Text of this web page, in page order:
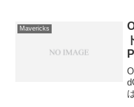
Mavericks